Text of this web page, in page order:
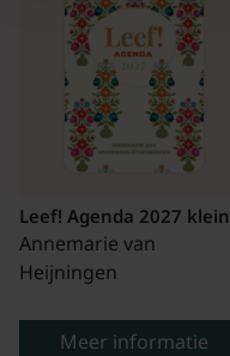
Leef! Agenda 2027 klein
Annemarie van
Heijningen
Meer informatie